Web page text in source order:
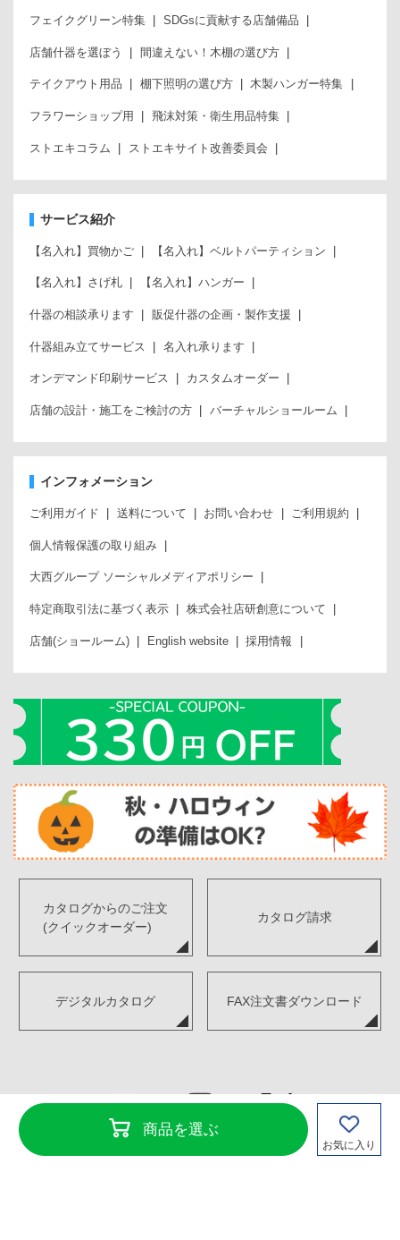
商品を選ぶ
お気に入り
フェイクグリーン特集 SDGsに貢献する店舗備品
店舗什器を選ぼう 間違えない！木棚の選び方
テイクアウト用品 棚下照明の選び方 木製ハンガー特集
フラワーショップ用 飛沫対策・衛生用品特集
ストエキコラム ストエキサイト改善委員会
サービス紹介
【名入れ】買物かご 【名入れ】ベルトパーティション
【名入れ】さげ札 【名入れ】ハンガー
什器の相談承ります 販促什器の企画・製作支援
什器組み立てサービス 名入れ承ります
オンデマンド印刷サービス カスタムオーダー
店舗の設計・施工をご検討の方 バーチャルショールーム
インフォメーション
ご利用ガイド 送料について お問い合わせ ご利用規約
個人情報保護の取り組み
大西グループ ソーシャルメディアポリシー
特定商取引法に基づく表示 株式会社店研創意について
店舗(ショールーム) English website 採用情報
カタログからのご注文
(クイックオーダー)
カタログ請求
デジタルカタログ FAX注文書ダウンロード